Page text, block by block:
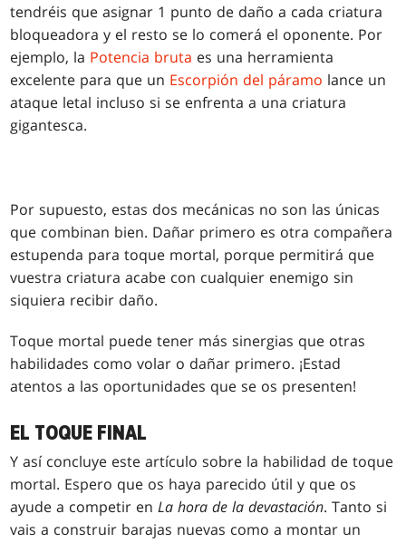
tendréis que asignar 1 punto de daño a cada criatura
bloqueadora y el resto se lo comerá el oponente. Por
ejemplo, la Potencia bruta es una herramienta
excelente para que un Escorpión del páramo lance un
ataque letal incluso si se enfrenta a una criatura
gigantesca.
Por supuesto, estas dos mecánicas no son las únicas
que combinan bien. Dañar primero es otra compañera
estupenda para toque mortal, porque permitirá que
vuestra criatura acabe con cualquier enemigo sin
siquiera recibir daño.
Toque mortal puede tener más sinergias que otras
habilidades como volar o dañar primero. ¡Estad
atentos a las oportunidades que se os presenten!
EL TOQUE FINAL
Y así concluye este artículo sobre la habilidad de toque
mortal. Espero que os haya parecido útil y que os
ayude a competir enLa hora de la devastación. Tanto si
vais a construir barajas nuevas como a montar un